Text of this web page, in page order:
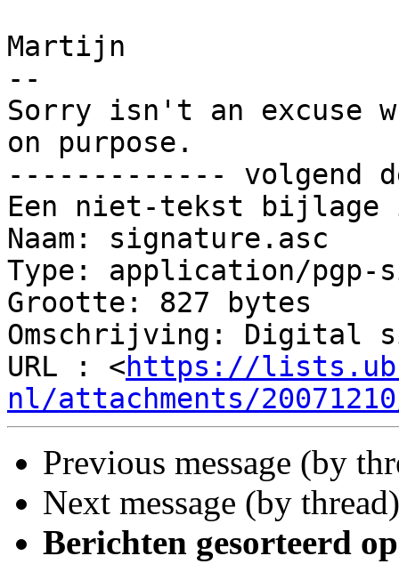
Martijn
--
Sorry isn't an excuse
on purpose.
------------- volgend
Een niet-tekst
Naam: signature.asc
Type: application/pgp-
Grootte: 827 bytes
Omschrijving: Digital
URL : <https://
nl/attachments/
Previous message (by
Next message (by
Berichten gesorteerd